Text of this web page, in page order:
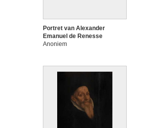
Portret van Alexander
Emanuel de Renesse
Anoniem